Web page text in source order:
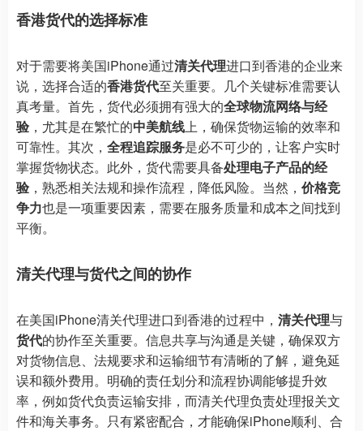
香港货代的选择标准
对于需要将美国iPhone通过清关代理进口到香港的企业来
说，选择合适的香港货代至关重要。几个关键标准需要认
真考量。首先，货代必须拥有强大的全球物流网络与经
验 ，尤其是在繁忙的中美航线上，确保货物运输的效率和
可靠性。其次， 全程追踪服务是必不可少的，让客户实时
掌握货物状态。此外，货代需要具备处理电子产品的经
验 ，熟悉相关法规和操作流程，降低风险。当然， 价格竞
争力也是一项重要因素，需要在服务质量和成本之间找到
平衡。
清关代理与货代之间的协作
在美国iPhone清关代理进口到香港的过程中， 清关代理与
货代的协作至关重要。信息共享与沟通是关键，确保双方
对货物信息、法规要求和运输细节有清晰的了解，避免延
误和额外费用。明确的责任划分和流程协调能够提升效
率，例如货代负责运输安排，而清关代理负责处理报关文
件和海关事务。只有紧密配合，才能确保iPhone顺利、合